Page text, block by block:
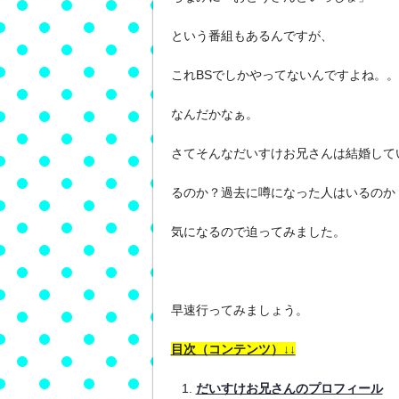
という番組もあるんですが、
これBSでしかやってないんですよね。。
なんだかなぁ。
さてそんなだいすけお兄さんは結婚して
るのか？過去に噂になった人はいるのか
気になるので迫ってみました。
早速行ってみましょう。
目次（コンテンツ）↓↓
だいすけお兄さんのプロフィール